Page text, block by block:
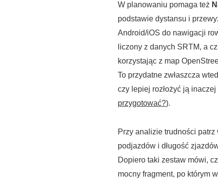
W planowaniu pomaga też
podstawie dystansu i
Android/iOS do nawigacji
liczony z danych SRTM, a
korzystając z map
To przydatne zwłaszcza
czy lepiej rozłożyć ją
przygotować?).
Przy analizie trudności patrz
podjazdów i długość
Dopiero taki zestaw mówi,
mocny fragment, po którym